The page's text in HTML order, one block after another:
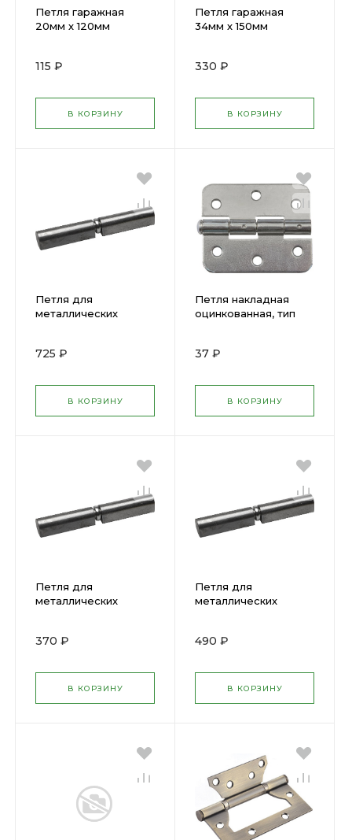
Петля гаражная
20мм х 120мм
115 ₽
В КОРЗИНУ
Петля гаражная
34мм х 150мм
330 ₽
В КОРЗИНУ
Петля для
металлических
725 ₽
В КОРЗИНУ
Петля накладная
оцинкованная, тип
66386 )
37 ₽
В КОРЗИНУ
Петля для
металлических
370 ₽
В КОРЗИНУ
Петля для
металлических
490 ₽
В КОРЗИНУ